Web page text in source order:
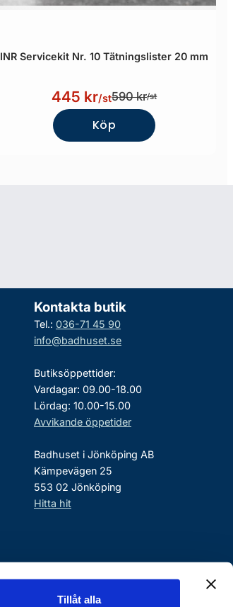
Tillåt alla
INR Servicekit Nr. 10 Tätningslister 20 mm
445 kr/st590 kr/st
Köp
Kontakta butik
Tel.: 036-71 45 90
info@badhuset.se
Butiksöppettider:
Vardagar: 09.00-18.00
Lördag: 10.00-15.00
Avvikande öppetider
Badhuset i Jönköping AB
Kämpevägen 25
553 02 Jönköping
Hitta hit